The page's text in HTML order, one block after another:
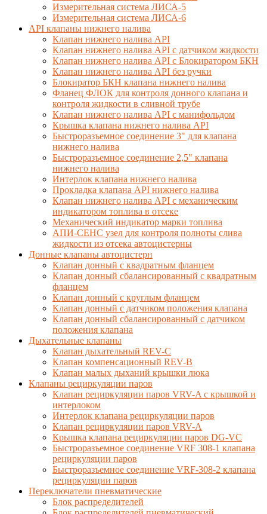
Измерительная система ЛИСА-5
Измерительная система ЛИСА-6
API клапаны нижнего налива
Клапан нижнего налива API
Клапан нижнего налива API с датчиком жидкости
Клапан нижнего налива API с Блокиратором БКН
Клапан нижнего налива API без ручки
Блокиратор БКН клапана нижнего налива
Фланец ФЛОК для контроля донного клапана и
контроля жидкости в сливной трубе
Клапан нижнего налива API с манифольдом
Крышка клапана нижнего налива API
Быстроразъемное соединение 3" для клапана
нижнего налива
Быстроразъемное соединение 2,5" клапана
нижнего налива
Интерлок клапана нижнего налива
Прокладка клапана API нижнего налива
Клапан нижнего налива API с механическим
индикатором топлива в отсеке
Механический индикатор марки топлива
АПИ-СЕНС узел для контроля полноты слива
жидкости из отсека автоцистерны
Донные клапаны автоцистерн
Клапан донный с квадратным фланцем
Клапан донный сбалансированный с квадратным
фланцем
Клапан донный с круглым фланцем
Клапан донный с датчиком положения клапана
Клапан донный сбалансированный с датчиком
положения клапана
Дыхательные клапаны
Клапан дыхательный REV-C
Клапан компенсационный REV-B
Клапан малых дыханий крышки люка
Клапаны рециркуляции паров
Клапан рециркуляции паров VRV-A с крышкой и
интерлоком
Интерлок клапана рециркуляции паров
Клапан рециркуляции паров VRV-A
Крышка клапана рециркуляции паров DG-VC
Быстроразъемное соединение VRF 308-1 клапана
рециркуляции паров
Быстроразъемное соединение VRF-308-2 клапана
рециркуляции паров
Переключатели пневматические
Блок распределителей